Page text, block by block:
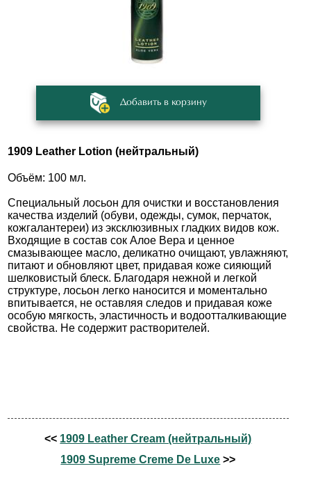
Добавить в корзину
1909 Leather Lotion (нейтральный)
Объём: 100 мл.
Специальный лосьон для очистки и восстановления
качества изделий (обуви, одежды, сумок, перчаток,
кожгалантереи) из эксклюзивных гладких видов кож.
Входящие в состав сок Алое Вера и ценное
смазывающее масло, деликатно очищают, увлажняют,
питают и обновляют цвет, придавая коже сияющий
шелковистый блеск. Благодаря нежной и легкой
структуре, лосьон легко наносится и моментально
впитывается, не оставляя следов и придавая коже
особую мягкость, эластичность и водоотталкивающие
свойства. Не содержит растворителей.
<< 1909 Leather Cream (нейтральный)
1909 Supreme Creme De Luxe >>